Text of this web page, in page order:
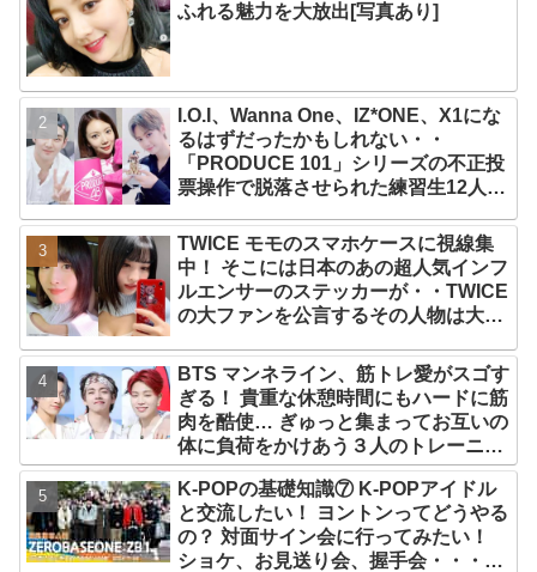
ふれる魅力を大放出[写真あり]
I.O.I、Wanna One、IZ*ONE、X1にな
るはずだったかもしれない・・
「PRODUCE 101」シリーズの不正投
票操作で脱落させられた練習生12人の
TWICE モモのスマホケースに視線集
中！ そこには日本のあの超人気インフ
ルエンサーのステッカーが・・TWICE
の大ファンを公言するその人物は大よ
と話題沸騰
BTS マンネライン、筋トレ愛がスゴす
ぎる！ 貴重な休憩時間にもハードに筋
肉を酷使… ぎゅっと集まってお互いの
体に負荷をかけあう３人のトレーニン
グ風景がかわいすぎるとファンくぎづ
け
K-POPの基礎知識⑦ K-POPアイドル
と交流したい！ ヨントンってどうやる
の？ 対面サイン会に行ってみたい！
ショケ、お見送り会、握手会・・・リ